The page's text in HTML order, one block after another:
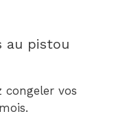
au pistou
congeler vos